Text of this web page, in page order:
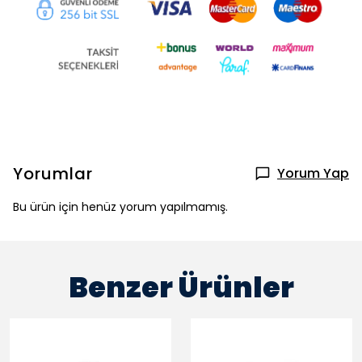
Yorumlar Yorum Yap
Bu ürün için henüz yorum yapılmamış.
Benzer Ürünler